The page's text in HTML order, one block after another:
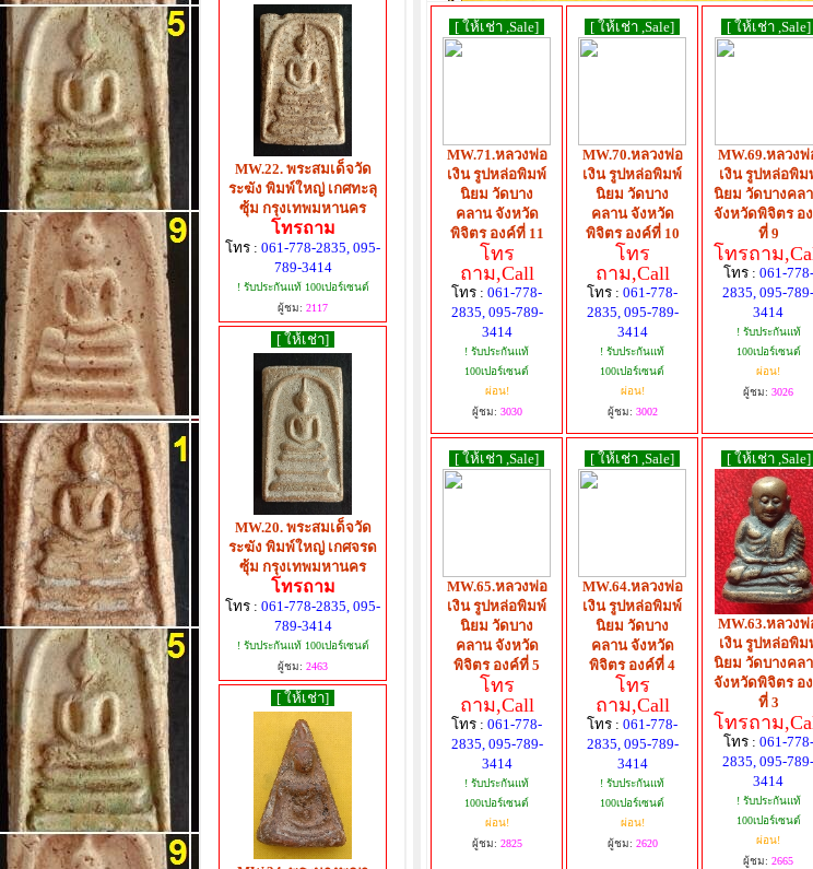
MW.22. พระสมเด็จวัด
ระฆัง พิมพ์ใหญ่ เกศทะลุ
ซุ้ม กรุงเทพมหานคร
โทรถาม
โทร : 061-778-2835, 095-
789-3414
! รับประกันแท้ 100เปอร์เซนต์
ผู้ชม: 2117
[ ให้เช่า]
MW.20. พระสมเด็จวัด
ระฆัง พิมพ์ใหญ่ เกศจรด
ซุ้ม กรุงเทพมหานคร
โทรถาม
โทร : 061-778-2835, 095-
789-3414
! รับประกันแท้ 100เปอร์เซนต์
ผู้ชม: 2463
[ ให้เช่า]
[ ให้เช่า ,Sale]
MW.71.หลวงพ่อ
เงิน รูปหล่อพิมพ์
นิยม วัดบาง
คลาน จังหวัด
พิจิตร องค์ที่ 11
โทร
ถาม,Call
โทร : 061-778-
2835, 095-789-
3414
! รับประกันแท้
100เปอร์เซนต์
ผ่อน!
ผู้ชม: 3030
[ ให้เช่า ,Sale]
MW.70.หลวงพ่อ
เงิน รูปหล่อพิมพ์
นิยม วัดบาง
คลาน จังหวัด
พิจิตร องค์ที่ 10
โทร
ถาม,Call
โทร : 061-778-
2835, 095-789-
3414
! รับประกันแท้
100เปอร์เซนต์
ผ่อน!
ผู้ชม: 3002
[ ให้เช่า ,Sale]
MW.69.หลวงพ่
เงิน รูปหล่อพิม
นิยม วัดบางคล
จังหวัดพิจิตร อ
ที่ 9
โทรถาม
โทร : 061-778-
2835, 095-789-
3414
! รับประกันแท้
100เปอร์เซนต์
ผ่อน!
ผู้ชม: 3026
[ ให้เช่า ,Sale]
MW.65.หลวงพ่อ
เงิน รูปหล่อพิมพ์
นิยม วัดบาง
คลาน จังหวัด
พิจิตร องค์ที่ 5
โทร
ถาม,Call
โทร : 061-778-
2835, 095-789-
3414
! รับประกันแท้
100เปอร์เซนต์
ผ่อน!
ผู้ชม: 2825
[ ให้เช่า ,Sale]
MW.64.หลวงพ่อ
เงิน รูปหล่อพิมพ์
นิยม วัดบาง
คลาน จังหวัด
พิจิตร องค์ที่ 4
โทร
ถาม,Call
โทร : 061-778-
2835, 095-789-
3414
! รับประกันแท้
100เปอร์เซนต์
ผ่อน!
ผู้ชม: 2620
[ ให้เช่า ,Sale]
MW.63.หลวงพ่
เงิน รูปหล่อพิม
นิยม วัดบางคล
จังหวัดพิจิตร อ
ที่ 3
โทรถาม
โทร : 061-778-
2835, 095-789-
3414
! รับประกันแท้
100เปอร์เซนต์
ผ่อน!
ผู้ชม: 2665